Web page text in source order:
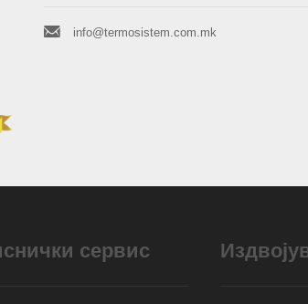
info@termosistem.com.mk
сервис